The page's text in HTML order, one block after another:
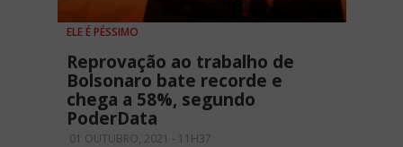
ELE É PÉSSIMO
Reprovação ao trabalho de
Bolsonaro bate recorde e
chega a 58%, segundo
PoderData
01 OUTUBRO, 2021 - 11H37